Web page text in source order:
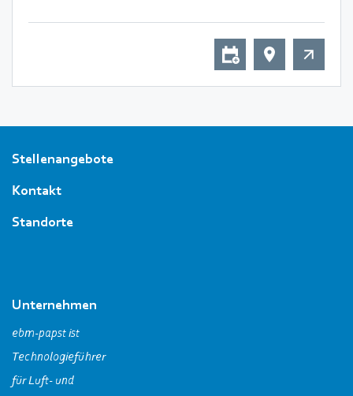
Stellenangebote
Kontakt
Standorte
Unternehmen
ebm‑papst ist
Technologieführer
für Luft- und